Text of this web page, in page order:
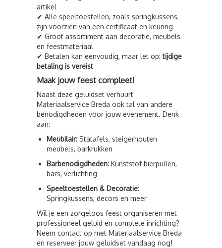
artikel
✔ Alle speeltoestellen, zoals springkussens,
zijn voorzien van een certificaat en keuring
✔ Groot assortiment aan decoratie, meubels
en feestmateriaal
✔ Betalen kan eenvoudig, maar let op:tijdige
betaling is vereist
Maak jouw feest compleet!
Naast deze geluidset verhuurt
Materiaalservice Breda ook tal van andere
benodigdheden voor jouw evenement. Denk
aan:
Meubilair: Statafels, steigerhouten
meubels, barkrukken
Barbenodigdheden: Kunststof bierpullen,
bars, verlichting
Speeltoestellen & Decoratie:
Springkussens, decors en meer
Wil je een zorgeloos feest organiseren met
professioneel geluid en complete inrichting?
Neem contact op met Materiaalservice Breda
en reserveer jouw geluidset vandaag nog!